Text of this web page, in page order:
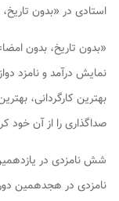
استادی در «بدون
«بدون تاریخ، بدون
نمایش درآمد و نامزد
بهترین کارگردانی،
صداگذاری را از آن خود
شش نامزدی در
نامزدی در هجدهمین